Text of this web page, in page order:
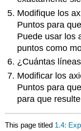
Modifique los
Puntos para
Puede usar los
puntos como
¿Cuántas
Modificar los
Puntos para
para que
This page titled 1.4: